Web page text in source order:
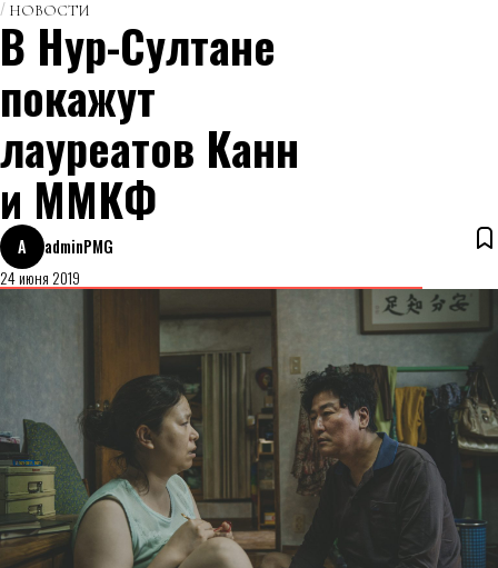
НОВОСТИ
В Нур-Султане
покажут
лауреатов Канн
и ММКФ
A
adminPMG
24 июня 2019